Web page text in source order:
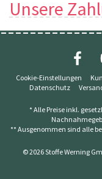
Unsere
Cookie-Einstellungen
Datenschutz
* Alle Preise inkl.
** Ausgenommen sind alle
© 2026 Stoffe Werning